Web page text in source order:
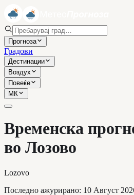
Прогноза
Градови
Дестинации
Воздух
Повеќе
МК
Временска
во Лозово
Lozovo
Последно ажурирано: 10 Август